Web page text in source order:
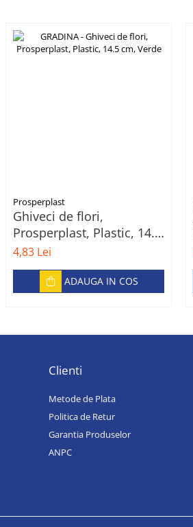
Prosperplast
Ghiveci de flori,
Prosperplast, Plastic, 14.5
cm, Verde
4,83 Lei
ADAUGA IN COS
Clienti
Metode de Plata
Politica de Retur
Garantia Produselor
ANPC